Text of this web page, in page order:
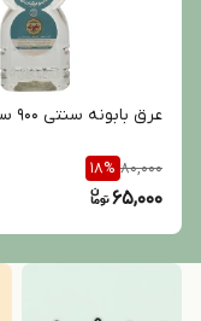
عرق بابونه سنتی ۹۰۰ سی‌سی لباب
80,000
18%
65,000